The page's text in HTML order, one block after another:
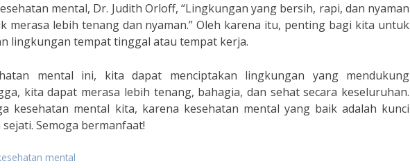
mental, Dr. Judith Orloff, “Lingkungan yang bersih, rapi, dan nyaman
merasa lebih tenang dan nyaman.” Oleh karena itu, penting bagi kita untuk
lingkungan tempat tinggal atau tempat kerja.
mental ini, kita dapat menciptakan lingkungan yang mendukung
kita dapat merasa lebih tenang, bahagia, dan sehat secara keseluruhan.
kesehatan mental kita, karena kesehatan mental yang baik adalah kunci
Semoga bermanfaat!
mental